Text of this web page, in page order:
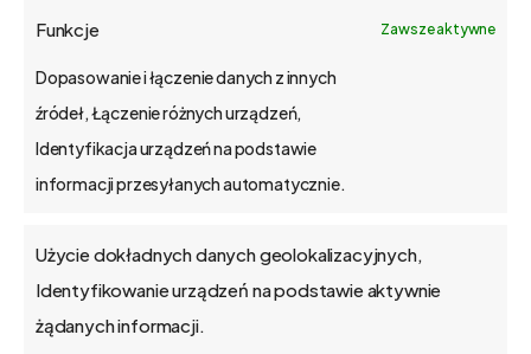
Funkcje Zawsze aktywne
Dopasowanie i łączenie danych z innych
źródeł, Łączenie różnych urządzeń,
Identyfikacja urządzeń na podstawie
informacji przesyłanych automatycznie.
Użycie dokładnych danych geolokalizacyjnych,
Identyfikowanie urządzeń na podstawie aktywnie
żądanych informacji.
Jak wdrażamy
API
Blog
Kontakt